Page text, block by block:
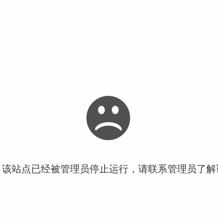
站点已经被管理员停止运行，请联系管理员了